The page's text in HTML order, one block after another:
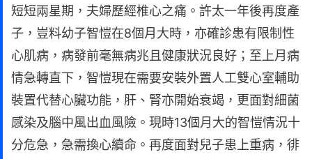
短短兩星期，夫婦歷經椎心之痛。許太一年後再度產
子，豈料幼子智愷在8個月大時，亦確診患有限制性
心肌病，病發前毫無病兆且健康狀況良好；至上月病
情急轉直下，智愷現在需要安裝外置人工雙心室輔助
裝置代替心臟功能，肝、腎亦開始衰竭，更面對細菌
感染及腦中風出血風險。現時13個月大的智愷情況十
分危急，急需換心續命。再度面對兒子患上重病，徘